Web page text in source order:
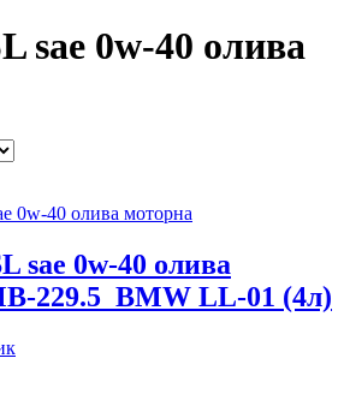
sae 0w-40 олива
sae 0w-40 олива
229.5_BMW LL-01 (4л)